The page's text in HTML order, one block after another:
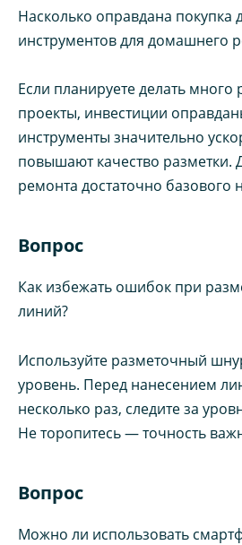
Насколько оправдана покупка
инструментов для домашнего
Если планируете делать
проекты, инвестиции
инструменты значительно
повышают качество разметки.
ремонта достаточно базового
Вопрос
Как избежать ошибок при
линий?
Используйте разметочный
уровень. Перед нанесением
несколько раз, следите за
Не торопитесь — точность
Вопрос
Можно ли использовать